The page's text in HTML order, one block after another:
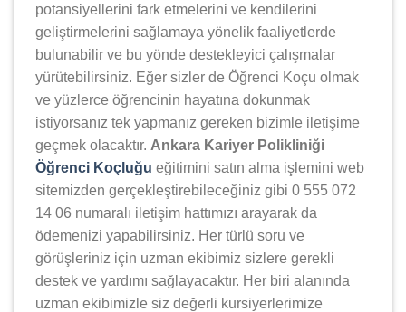
potansiyellerini fark etmelerini ve kendilerini
geliştirmelerini sağlamaya yönelik faaliyetlerde
bulunabilir ve bu yönde destekleyici çalışmalar
yürütebilirsiniz. Eğer sizler de Öğrenci Koçu olmak
ve yüzlerce öğrencinin hayatına dokunmak
istiyorsanız tek yapmanız gereken bizimle iletişime
geçmek olacaktır. Ankara Kariyer Polikliniği
Öğrenci Koçluğu eğitimini satın alma işlemini web
sitemizden gerçekleştirebileceğiniz gibi 0 555 072
14 06 numaralı iletişim hattımızı arayarak da
ödemenizi yapabilirsiniz. Her türlü soru ve
görüşleriniz için uzman ekibimiz sizlere gerekli
destek ve yardımı sağlayacaktır. Her biri alanında
uzman ekibimizle siz değerli kursiyerlerimize